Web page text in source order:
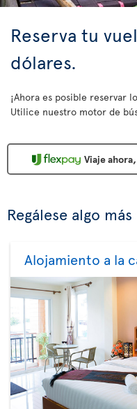
Reserva tu
dólares.
¡Ahora es posible reservar
Utilice nuestro motor de
Viaje
Regálese algo
Alojamiento a la